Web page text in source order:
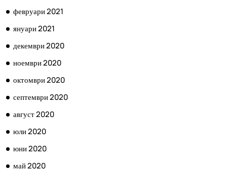
февруари 2021
януари 2021
декември 2020
ноември 2020
октомври 2020
септември 2020
август 2020
юли 2020
юни 2020
май 2020